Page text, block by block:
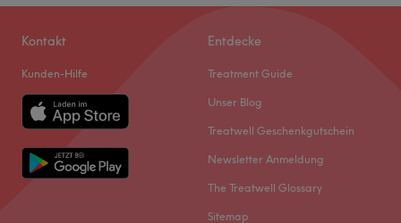
Kontakt
Kunden-Hilfe
Entdecke
Treatment Guide
Unser Blog
Treatwell Geschenkgutschein
Newsletter Anmeldung
The Treatwell Glossary
Sitemap